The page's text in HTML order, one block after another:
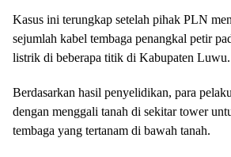
Kasus ini terungkap setelah pihak PLN
sejumlah kabel tembaga penangkal petir
listrik di beberapa titik di Kabupaten Luwu.
Berdasarkan hasil penyelidikan, para
dengan menggali tanah di sekitar tower
tembaga yang tertanam di bawah tanah.